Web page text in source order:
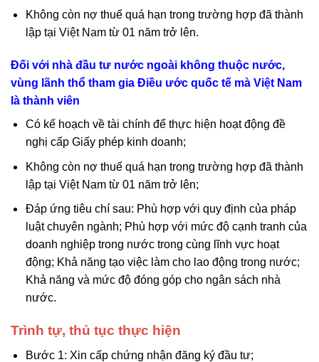
Không còn nợ thuế quá hạn trong trường hợp đã thành
lập tại Việt Nam từ 01 năm trở lên.
Đối với nhà đầu tư nước ngoài không thuộc nước,
vùng lãnh thổ tham gia Điều ước quốc tế mà Việt Nam
là thành viên
Có kế hoạch về tài chính để thực hiện hoạt động đề
nghị cấp Giấy phép kinh doanh;
Không còn nợ thuế quá hạn trong trường hợp đã thành
lập tại Việt Nam từ 01 năm trở lên;
Đáp ứng tiêu chí sau: Phù hợp với quy định của pháp
luật chuyên ngành; Phù hợp với mức độ cạnh tranh của
doanh nghiệp trong nước trong cùng lĩnh vực hoạt
động; Khả năng tạo việc làm cho lao động trong nước;
Khả năng và mức độ đóng góp cho ngân sách nhà
nước.
Trình tự, thủ tục thực hiện
Bước 1: Xin cấp chứng nhận đăng ký đầu tư;